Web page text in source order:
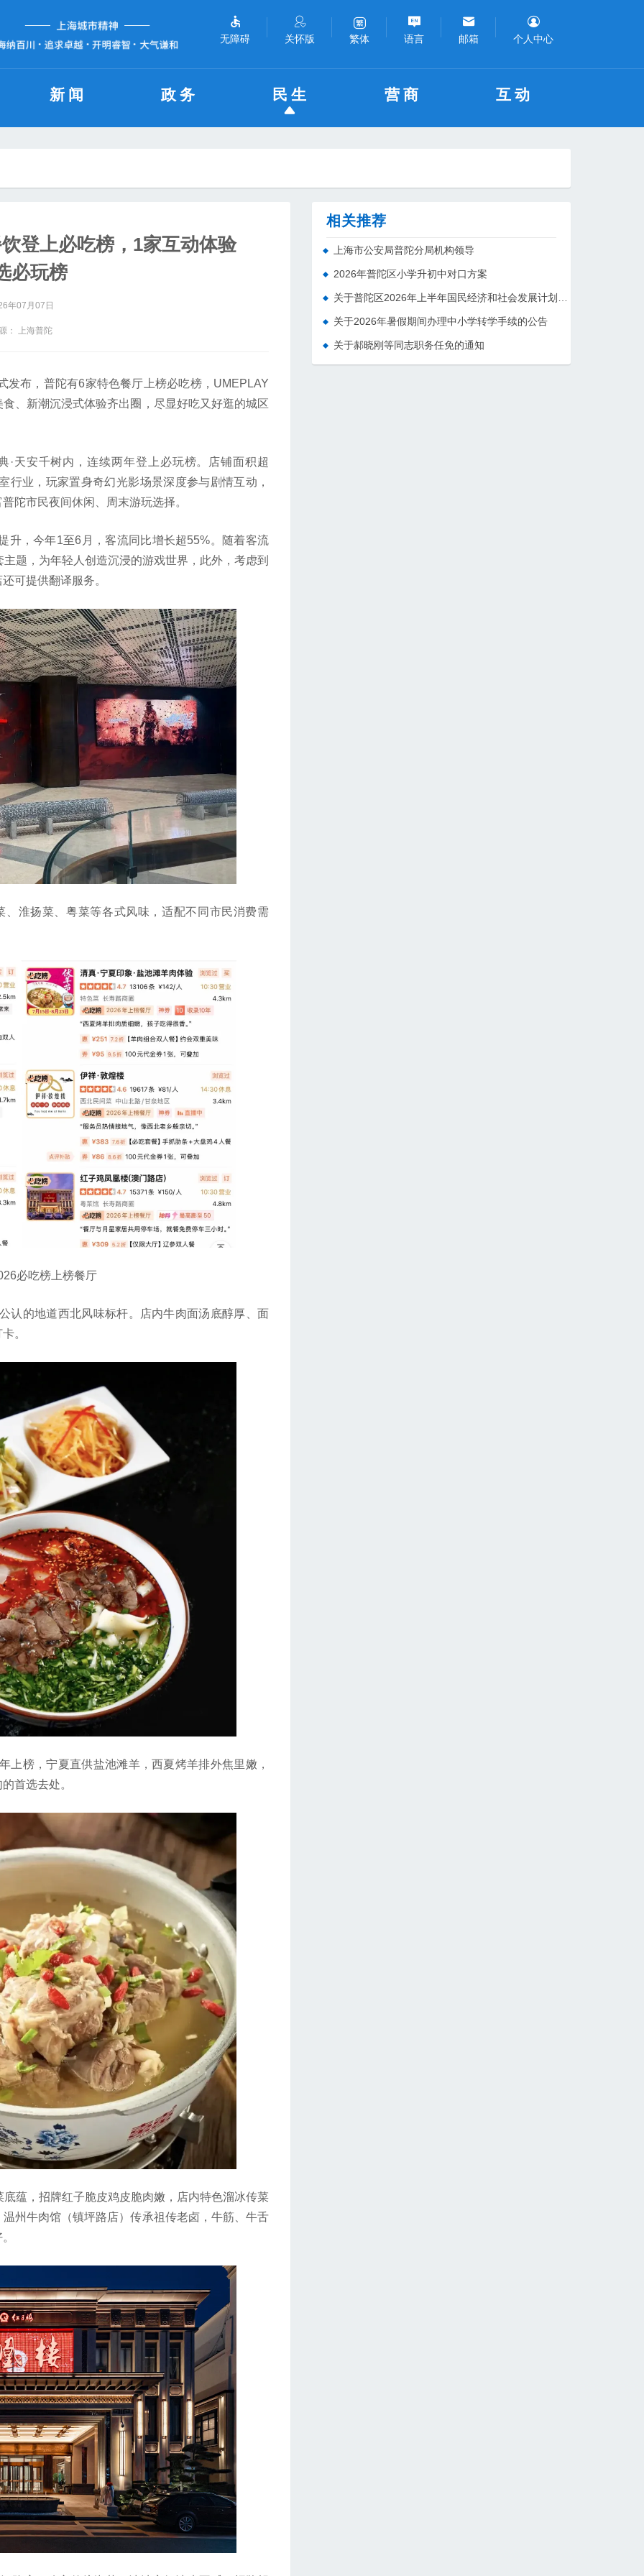
无障碍 关怀版 繁体 语言 邮箱 个人中心
新闻 政务 民生 营商 互动
登上必吃榜，1家互动体验
必玩榜
年07月07日
： 上海普陀
布，普陀有6家特色餐厅上榜必吃榜，UMEPLAY
、新潮沉浸式体验齐出圈，尽显好吃又好逛的城区
安千树内，连续两年登上必玩榜。店铺面积超
行业，玩家置身奇幻光影场景深度参与剧情互动，
陀市民夜间休闲、周末游玩选择。
，今年1至6月，客流同比增长超55%。随着客流
题，为年轻人创造沉浸的游戏世界，此外，考虑到
可提供翻译服务。
扬菜、粤菜等各式风味，适配不同市民消费需
吃榜上榜餐厅
的地道西北风味标杆。店内牛肉面汤底醇厚、面
。
榜，宁夏直供盐池滩羊，西夏烤羊排外焦里嫩，
首选去处。
，招牌红子脆皮鸡皮脆肉嫩，店内特色溜冰传菜
州牛肉馆（镇坪路店）传承祖传老卤，牛筋、牛舌
相关推荐
上海市公安局普陀分局机构领导
2026年普陀区小学升初中对口方案
关于2026年暑假期间办理中小学转学手续的公告
关于郝晓刚等同志职务任免的通知